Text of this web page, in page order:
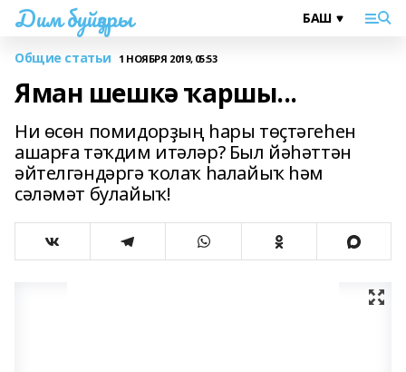
Дим буйҙары
Общие статьи 1 НОЯБРЯ 2019, 05:53
Яман шешкә ҡаршы...
Ни өсөн помидорҙың һары төҫтәгеһен
ашарға тәҡдим итәләр? Был йәһәттән
әйтелгәндәргә ҡолаҡ һалайыҡ һәм
сәләмәт булайыҡ!